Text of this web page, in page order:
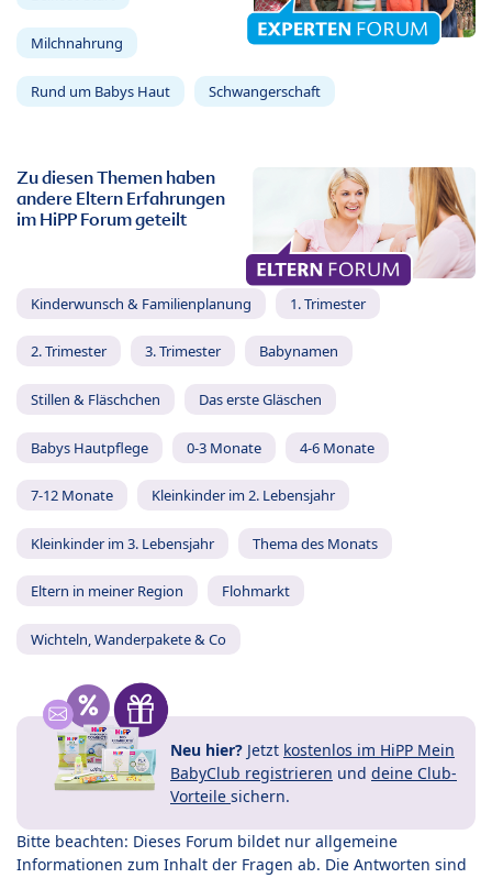
Milchnahrung
Rund um Babys Haut Schwangerschaft
Zu diesen Themen haben
andere Eltern Erfahrungen
im HiPP Forum geteilt
Kinderwunsch & Familienplanung 1. Trimester
2. Trimester 3. Trimester Babynamen
Stillen & Fläschchen Das erste Gläschen
Babys Hautpflege 0-3 Monate 4-6 Monate
7-12 Monate Kleinkinder im 2. Lebensjahr
Kleinkinder im 3. Lebensjahr Thema des Monats
Eltern in meiner Region Flohmarkt
Wichteln, Wanderpakete & Co
Neu hier? Jetzt kostenlos im HiPP Mein
BabyClub registrieren und deine Club-
Vorteile sichern.
Bitte beachten: Dieses Forum bildet nur allgemeine
Informationen zum Inhalt der Fragen ab. Die Antworten sind